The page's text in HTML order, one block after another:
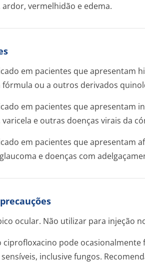
vermelhidão e edema.
em pacientes que apresentam
fórmula ou a outros derivados
em pacientes que apresentam
e outras doenças virais da
em pacientes que apresentam
e doenças com
ocular. Não utilizar para injeção
ciprofloxacino pode ocasionalmente
inclusive fungos.